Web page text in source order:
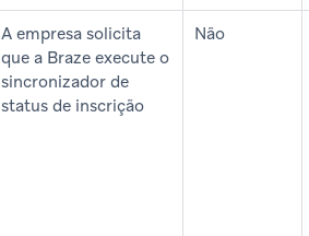
A empresa solicita
que a Braze execute o
sincronizador de
status de inscrição
Não